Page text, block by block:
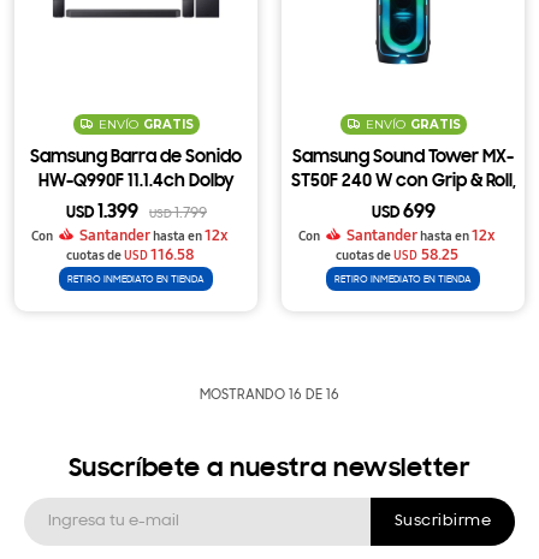
ENVÍO GRATIS
Samsung Barra de Sonido
HW-Q990F 11.1.4ch Dolby
Atmos con Subwoofer y
Parlantes Traseros
Inalámbricos
USD 1.399 USD1.799
Con
Santanderhasta en12x
cuotas deUSD116.58
RETIRO INMEDIATO EN TIENDA
ENVÍO GRATIS
Samsung Sound Tower MX-
ST50F 240 W con Grip & Roll,
Party Lights y Batería
Reemplazable de 18 h
USD 699
Con Santanderhasta en12x
cuotas deUSD 58.25
RETIRO INMEDIATO EN TIENDA
MOSTRANDO 16 DE 16
Suscríbete a nuestra newsletter
Suscribirme